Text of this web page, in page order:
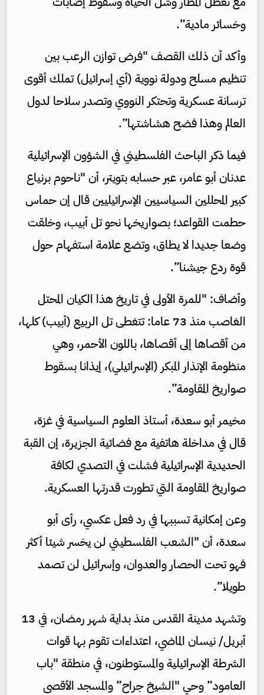
وخسائر مادية”.
وأكد أن ذلك القصف "فرض توازن الرعب بين
تنظيم مسلح ودولة نووية (أي إسرائيل) تملك أقوى
ترسانة عسكرية وتحتكر النووي وتصدر سلاحا لدول
العالم وهذا فضح هشاشتها”.
فيما ذكر الباحث الفلسطيني في الشؤون الإسرائيلية
عدنان أبو عامر، عبر حسابه بتويتر، أن "ناحوم برنياع
كبير المحللين السياسيين الإسرائيليين قال إن حماس
حطمت القواعد؛ بصواريخها نحو تل أبيب، وخلقت
وضعا جديدا لا يطاق، وتضع علامة استفهام حول
قوة ردع جيشنا”.
وأضاف: "للمرة الأولى في تاريخ هذا الكيان المحتل
الغاصب منذ 73 عاما: تتغطى تل الربيع (أبيب) كلها،
من أقصاها إلى أقصاها، باللون الأحمر، وهي
منظومة الإنذار المبكر (الإسرائيلي)، إيذانا بسقوط
صواريخ المقاومة”.
مخيمر أبو سعدة، أستاذ العلوم السياسية في غزة،
قال في مداخلة هاتفية مع فضائية الجزيرة، إن القبة
الحديدية الإسرائيلية فشلت في التصدي لكافة
صواريخ المقاومة التي تطورت قدرتها العسكرية.
وعن إمكانية تسببها في رد فعل عكسي، رأى أبو
سعدة، أن "الشعب الفلسطيني لن يخسر شيئا أكثر
فهو تحت الحصار والعدوان، وإسرائيل لن تصمد
طويلا”.
وتشهد مدينة القدس منذ بداية شهر رمضان، في 13
أبريل/ نيسان الماضي، اعتداءات تقوم بها قوات
الشرطة الإسرائيلية والمستوطنون، في منطقة "باب
العامود” وحي "الشيخ جراح” والمسجد الأقصى